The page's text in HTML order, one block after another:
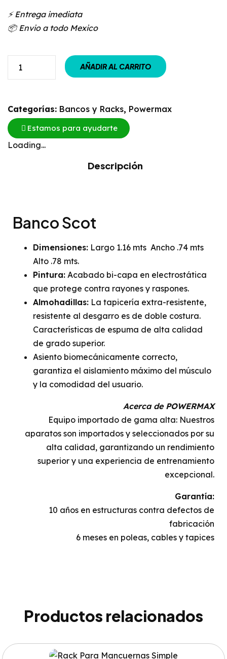
⚡️ Entrega imediata
📦 Envio a todo Mexico
AÑADIR AL CARRITO
Categorías: Bancos y Racks, Powermax
Estamos para ayudarte
Loading...
Descripción
Banco Scot
Dimensiones: Largo 1.16 mts Ancho .74 mts
Alto .78 mts.
Pintura: Acabado bi-capa en electrostática
que protege contra rayones y raspones.
Almohadillas: La tapicería extra-resistente,
resistente al desgarro es de doble costura.
Características de espuma de alta calidad
de grado superior.
Asiento biomecánicamente correcto,
garantiza el aislamiento máximo del músculo
y la comodidad del usuario.
Acerca de POWERMAX
Equipo importado de gama alta: Nuestros
aparatos son importados y seleccionados por su
alta calidad, garantizando un rendimiento
superior y una experiencia de entrenamiento
excepcional.
Garantía:
10 años en estructuras contra defectos de
fabricación
6 meses en poleas, cables y tapices
Productos relacionados